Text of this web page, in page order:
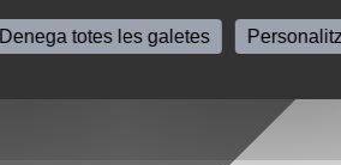
Denega totes les galetes